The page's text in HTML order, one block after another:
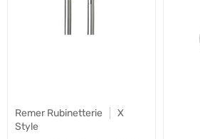
Remer Rubinetterie
X
Style